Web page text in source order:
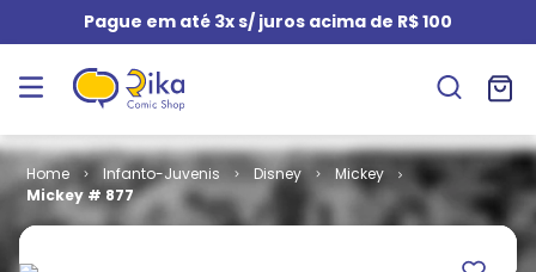
Pague em até 3x s/ juros acima de R$ 100
Infanto-Juvenis Disney
Mickey
Mickey # 877